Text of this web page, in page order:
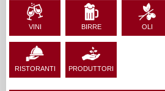
VINI BIRRE OLI
RISTORANTI PRODUTTORI